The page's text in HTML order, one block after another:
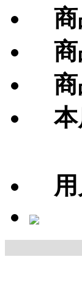
商
商
商
本